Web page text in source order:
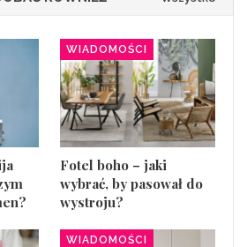
WIADOMOŚCI
Fotel boho – jaki
wybrać, by pasował do
wystroju?
WIADOMOŚCI